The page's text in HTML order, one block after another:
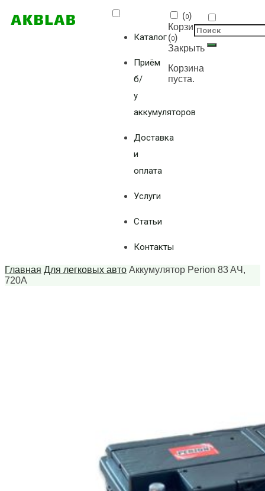
Каталог
Приём
б/
у
аккумуляторов
Доставка
и
оплата
Услуги
Статьи
Контакты
(0)
Корзина
(0)
Закрыть
Корзина
пуста.
Главная Для легковых авто Аккумулятор Perion 83 AЧ,
720А